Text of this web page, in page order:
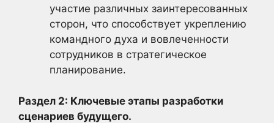
участие различных заинтересованных
сторон, что способствует укреплению
командного духа и вовлеченности
сотрудников в стратегическое
планирование.
Раздел 2: Ключевые этапы разработки
сценариев будущего.